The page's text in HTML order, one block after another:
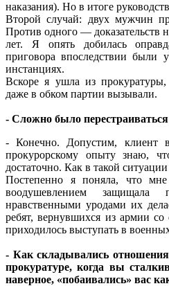
наказания). Но в итоге
Второй случай: двух мужчин
Против одного — доказательств
лет. Я опять добилась
приговора впоследствии были
инстанциях.
Вскоре я ушла из прокуратуры,
даже в обком партии вызывали.
- Сложно было
- Конечно. Допустим, клиент
прокурорскому опыту знаю,
достаточно. Как в такой
Постепенно я поняла, что
воодушевлением защищала
нравственными уродами их
ребят, вернувшихся из армии
приходилось выступать в
- Как складывались
прокуратуре, когда вы
наверное, «побаивались» вас